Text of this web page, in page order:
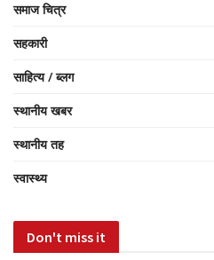
समाज चित्र
सहकारी
साहित्य / ब्लग
स्थानीय खबर
स्थानीय तह
स्वास्थ्य
Don't miss it